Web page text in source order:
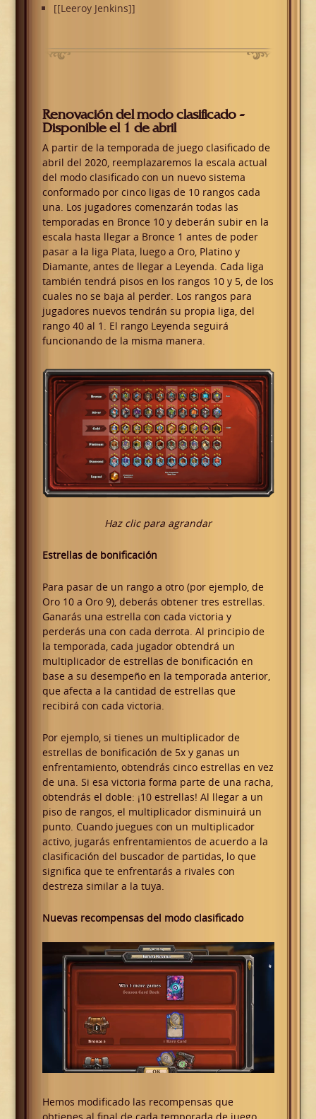
[[Leeroy Jenkins]]
Renovación del modo clasificado -
Disponible el 1 de abril
A partir de la temporada de juego clasificado de
abril del 2020, reemplazaremos la escala actual
del modo clasificado con un nuevo sistema
conformado por cinco ligas de 10 rangos cada
una. Los jugadores comenzarán todas las
temporadas en Bronce 10 y deberán subir en la
escala hasta llegar a Bronce 1 antes de poder
pasar a la liga Plata, luego a Oro, Platino y
Diamante, antes de llegar a Leyenda. Cada liga
también tendrá pisos en los rangos 10 y 5, de los
cuales no se baja al perder. Los rangos para
jugadores nuevos tendrán su propia liga, del
rango 40 al 1. El rango Leyenda seguirá
funcionando de la misma manera.
Haz clic para agrandar
Estrellas de bonificación
Para pasar de un rango a otro (por ejemplo, de
Oro 10 a Oro 9), deberás obtener tres estrellas.
Ganarás una estrella con cada victoria y
perderás una con cada derrota. Al principio de
la temporada, cada jugador obtendrá un
multiplicador de estrellas de bonificación en
base a su desempeño en la temporada anterior,
que afecta a la cantidad de estrellas que
recibirá con cada victoria.
Por ejemplo, si tienes un multiplicador de
estrellas de bonificación de 5x y ganas un
enfrentamiento, obtendrás cinco estrellas en vez
de una. Si esa victoria forma parte de una racha,
obtendrás el doble: ¡10 estrellas! Al llegar a un
piso de rangos, el multiplicador disminuirá un
punto. Cuando juegues con un multiplicador
activo, jugarás enfrentamientos de acuerdo a la
clasificación del buscador de partidas, lo que
significa que te enfrentarás a rivales con
destreza similar a la tuya.
Nuevas recompensas del modo clasificado
Hemos modificado las recompensas que